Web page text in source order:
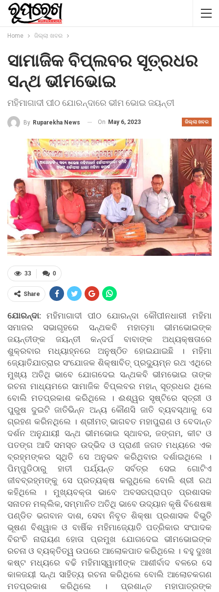
Home ଜିଲ୍ଲା ଖବର
ସାମାଜିକ ବିପ୍ଲବର ସୂତ୍ରଧର
ସନ୍ଥ ଭୀମଭୋଇ
ମହିମାଗାଦୀ ପୀଠ ଯୋରନ୍ଦାରେ ଭୀମ ଭୋଇ ଜୟନ୍ତୀ
ଜିଲ୍ଲା ଖବର
By Ruparekha News On May 6, 2023
0
33
Share
ଯୋରନ୍ଦା: ମହିମାଗାଦୀ ପୀଠ ଯୋରନ୍ଦା କୌପୀନଧାରୀ ମହିମା
ସମାଜର ସଭାଗୃହରେ ସନ୍ଥକବି ମହାତ୍ମା ଭୀମଭୋଇଙ୍କ
ଜୟନ୍ତୀଙ୍କ ଜୟନ୍ତୀ କନ୍ଦର୍ପ ବାବାଙ୍କ ଅଧ୍ୟକ୍ଷତାରେ
ଶୁକ୍ରବାର ମଧ୍ୟାହ୍ନରେ ଅନୁଷ୍ଠିତ ହୋଇଯାଇଛି । ମହିମା
ଜ୍ୟୋତିଯାତ୍ରାର ସଂଯୋଜକ ଶିକ୍ଷାବିତ୍ ପ୍ରଦୁ୍ୟମ୍ନ ରଥ ଏଥିରେ
ମୁଖ୍ୟ ଅତିଥି ଭାବେ ଯୋଗଦେଇ ସନ୍ଥକବି ଭୀମଭୋଇ ତାଙ୍କ
ରଚନା ମାଧ୍ୟମରେ ସାମାଜିକ ବିପ୍ଲବର ମହାନ୍ ସୂତ୍ରଧର ଥିଲେ
ବୋଲି ମତପ୍ରକାଶ କରିଥିଲେ । ଈଶ୍ୱର ସୃଷ୍ଟିରେ ସ୍ତ୍ରୀ ଓ
ପୁରୁଷ ଦୁଇଟି ଜାତିଭିନ୍ନ ଅନ୍ୟ କୌଣସି ଜାତି ବ୍ୟବସ୍ଥାକୁ ସେ
ଗ୍ରହଣ କରିନଥିଲେ । ଶ୍ରୀମତ୍ ଭାଗବତ ମହାପୁରାଣ ଓ ବେଦାନ୍ତ
ଦର୍ଶନ ଅନୁଯାୟୀ ସନ୍ଥ ଭୀମଭୋଇ ସ୍ଥାବର, ଜଙ୍ଗମ, କୀଟ ଓ
ପତଙ୍ଗ ଆଦି ସମସ୍ତ ଉଦ୍ଭିଦ ଓ ପ୍ରାଣୀ ଜଗତ ମଧ୍ୟରେ ଏକ
ବ୍ରହ୍ମଙ୍କର ସ୍ଥିତି ସେ ଅନୁଭବ କରିଥିବାର ଦର୍ଶାଇଥିଲେ ।
ପିମ୍ପୁଡିଠାରୁ ହାତୀ ପର୍ଯ୍ୟନ୍ତ ସର୍ବତ୍ର ସେଇ ଗୋଟିଏ
ଜୀବବ୍ରହ୍ମଙ୍କୁ ସେ ପ୍ରତ୍ୟକ୍ଷ କରୁଥିଲେ ବୋଲି ଶ୍ରୀ ରଥ
କହିଥିଲେ । ମୁଖ୍ୟବକ୍ତା ଭାବେ ଅବସରପ୍ରାପ୍ତ ପ୍ରଶାସକ
ସନାତନ ମଲ୍ଲିକ, ସମ୍ମାନିତ ଅତିଥି ଭାବେ ଉଦ୍ୟାନ କୃଷି ବିଶେଷଜ୍ଞ
ପଣ୍ଡିତ ଭଗବାନ ଦାଶ, ସେବା ନିବୃତ ଶିକ୍ଷା ପ୍ରଶାସକ ବିଭୁତି
ଭୂଷଣ ବିଶ୍ୱାଳ ଓ ବାର୍ଷିକ ମହିମାଜ୍ୟୋତି ପତ୍ରିକାର ସଂପାଦକ
ବିରଂଚି ନାରାୟଣ ହୋତା ପ୍ରମୁଖ ଯୋଗଦେଇ ଭୀମଭୋଇଙ୍କ
ରଚନା ଓ ବ୍ୟକ୍ତିତ୍ୱ ଉପରେ ଆଲୋକପାତ କରିଥିଲେ । ବହୁ ଦୁଃଖ
କଷ୍ଟ ମଧ୍ୟରେ ବଢି ମହିମାସ୍ୱାମୀଙ୍କ ଆଶୀର୍ବାଦ ବଳରେ ସେ
କାଳଜୟୀ ସନ୍ଥ ସାହିତ୍ୟ ରଚନା କରିଥିଲେ ବୋଲି ଆଲୋଚକଗଣ
ମତପ୍ରକାଶ କରିଥିଲେ । ପ୍ରଶାନ୍ତ ମହାପାତ୍ରଙ୍କ